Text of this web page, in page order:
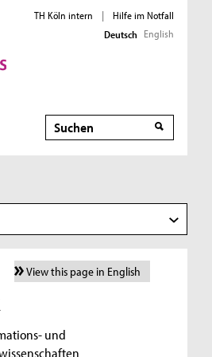
TH Köln intern |
Hilfe im Notfall
Deutsch English
Suche
View this page in English
und